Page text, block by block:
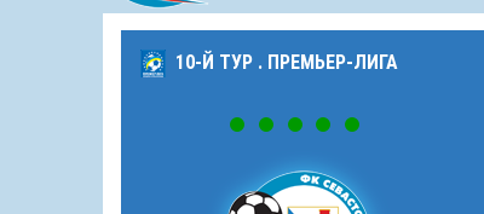
10-Й ТУР . ПРЕМЬЕР-ЛИГА